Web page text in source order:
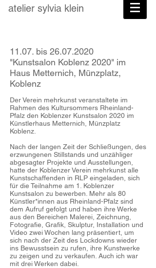
atelier sylvia klein
11.07. bis 26.07.2020
"Kunstsalon Koblenz 2020" im
Haus Metternich, Münzplatz,
Koblenz
Der Verein mehrkunst veranstaltete im
Rahmen des Kultursommers Rheinland-
Pfalz den Koblenzer Kunstsalon 2020 im
Künstlerhaus Metternich, Münzplatz
Koblenz.
Nach der langen Zeit der Schließungen, des
erzwungenen Stillstands und unzähliger
abgesagter Projekte und Ausstellungen,
hatte der Koblenzer Verein mehrkunst alle
Kunstschaffenden in RLP eingeladen, sich
für die Teilnahme am 1. Koblenzer
Kunstsalon zu bewerben. Mehr als 80
Künstler*innen aus Rheinland-Pfalz sind
dem Aufruf gefolgt und haben ihre Werke
aus den Bereichen Malerei, Zeichnung,
Fotografie, Grafik, Skulptur, Installation und
Video zwei Wochen lang präsentiert, um
sich nach der Zeit des Lockdowns wieder
ins Bewusstsein zu rufen, ihre Kunstwerke
zu zeigen und zu verkaufen. Auch ich war
mit drei Werken dabei.